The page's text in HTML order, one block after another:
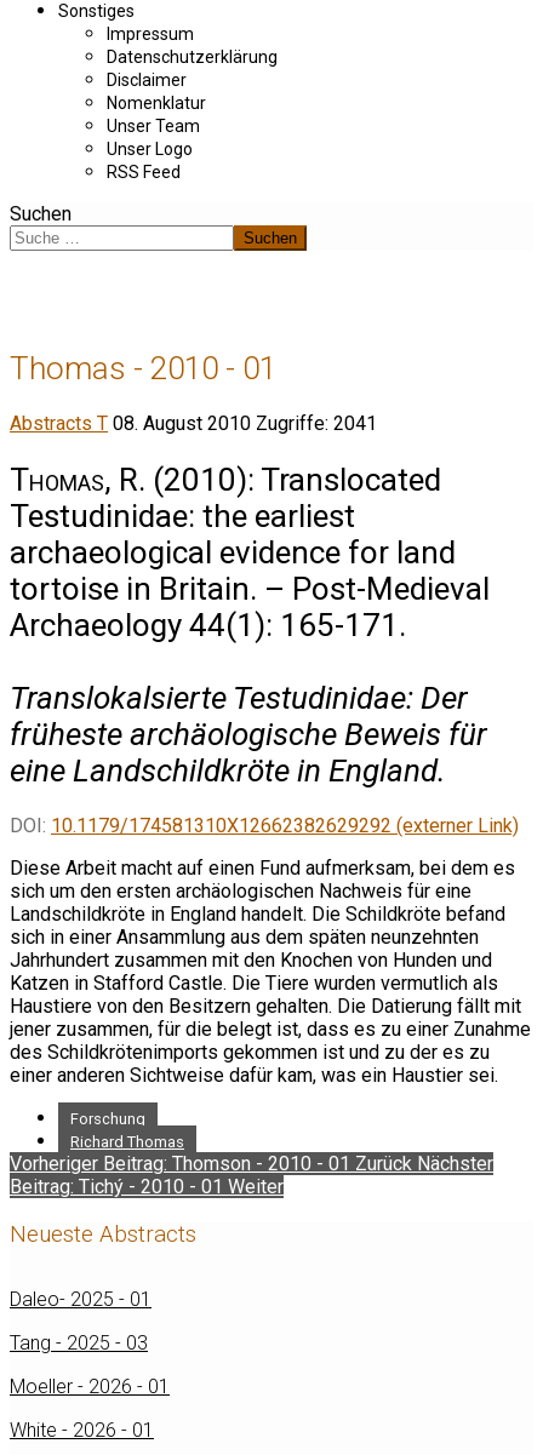
Sonstiges
Impressum
Datenschutzerklärung
Disclaimer
Nomenklatur
Unser Team
Unser Logo
RSS Feed
Suchen
Suchen
Thomas - 2010 - 01
Abstracts T 08. August 2010 Zugriffe: 2041
Thomas, R. (2010): Translocated
Testudinidae: the earliest
archaeological evidence for land
tortoise in Britain. – Post-Medieval
Archaeology 44(1): 165-171.
Translokalsierte Testudinidae: Der
früheste archäologische Beweis für
eine Landschildkröte in England.
DOI: 10.1179/174581310X12662382629292 (externer Link)
Diese Arbeit macht auf einen Fund aufmerksam, bei dem es
sich um den ersten archäologischen Nachweis für eine
Landschildkröte in England handelt. Die Schildkröte befand
sich in einer Ansammlung aus dem späten neunzehnten
Jahrhundert zusammen mit den Knochen von Hunden und
Katzen in Stafford Castle. Die Tiere wurden vermutlich als
Haustiere von den Besitzern gehalten. Die Datierung fällt mit
jener zusammen, für die belegt ist, dass es zu einer Zunahme
des Schildkrötenimports gekommen ist und zu der es zu
einer anderen Sichtweise dafür kam, was ein Haustier sei.
Forschung
Richard Thomas
Vorheriger Beitrag: Thomson - 2010 - 01 Zurück Nächster
Beitrag: Tichý - 2010 - 01 Weiter
Neueste Abstracts
Daleo- 2025 - 01
Tang - 2025 - 03
Moeller - 2026 - 01
White - 2026 - 01